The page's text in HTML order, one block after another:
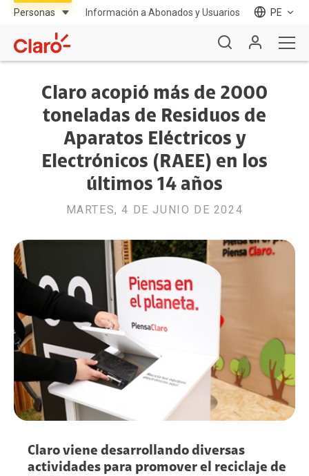
Información a Abonados y Usuarios PE
Claro acopió más de 2000
toneladas de Residuos de
Aparatos Eléctricos y
Electrónicos (RAEE) en los
últimos 14 años
MARTES, 4 DE JUNIO DE 2024
Claro viene desarrollando diversas
actividades para promover el reciclaje de